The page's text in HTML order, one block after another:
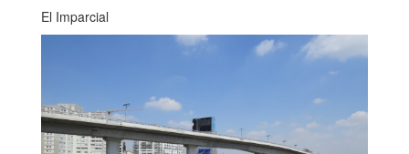
El Imparcial